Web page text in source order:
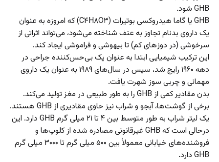
GHB شود.
GHB یا گاما هیدروکسی بوتیرات (C۴H۸O۳) که امروزه به عنوان
یک داروی بدنام تجاوز به عنف شناخته می‌شود، می‌تواند اثراتی از
سرخوشی (در دوز‌های کم) تا بیهوشی و فراموشی ایجاد کند.
این ترکیب شیمیایی ابتدا به عنوان یک بی‌حس‌کننده جراحی در
دهه ۱۹۶۰ رایج شد، سپس در سال‌های ۱۹۸۹ به عنوان یک داروی
مهمانی و چربی سوز شهرت یافت.
بدن مقادیر کمی از GHB را به طور طبیعی در مغز تولید می‌کند.
برخی از گوشت‌ها، آبجو و شراب نیز حاوی مقادیری از GHB هستند.
یک لیتر شراب به طور متوسط ​​بین ۴ تا ۲۱ میلی گرم GHB دارد. این
درحالی است که GHB غیرقانونی مصادره شده از کلوپ‌ها و
فروشنده‌های خیابانی معمولاً بین ۵۰۰ میلی گرم تا ۳۰۰۰ میلی گرم
GHB دارد.